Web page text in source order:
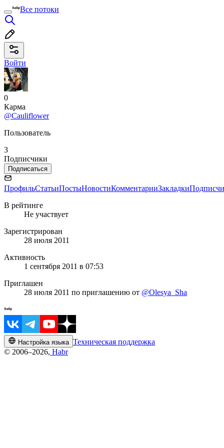
Все потоки
Войти
0
Карма
@Cauliflower
Пользователь
3
Подписчики
Подписаться
ПрофильСтатьиПостыНовостиКомментарииЗакладки
В рейтинге
Не участвует
Зарегистрирован
28 июля 2011
Активность
1 сентября 2011 в 07:53
Приглашен
28 июля 2011 по приглашению от @Olesya_Sha
Настройка языка Техническая поддержка
© 2006–2026, Habr